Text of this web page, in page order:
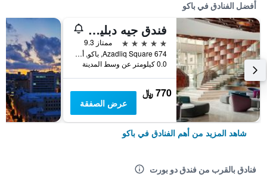
أفضل الفنادق في باكو
فندق جيه دبليو ماريوت أبشيرون باكو
5 نجوم
ممتاز 9.3
674 Azadliq Square, باكو, أذربيجان
0.0 كيلومتر عن وسط المدينة
770 ﷼
عرض الصفقة
شاهد المزيد من أهم الفنادق في باكو
فنادق بالقرب من فندق دو بورت